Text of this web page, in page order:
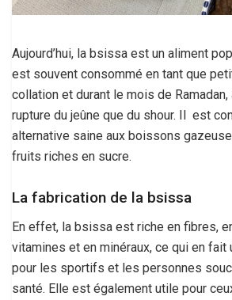
Aujourd’hui, la bsissa est un aliment
est souvent consommé en tant que
collation et durant le mois de
rupture du jeûne que du shour. Il est
alternative saine aux boissons
fruits riches en sucre.
La fabrication de la bsissa
En effet, la bsissa est riche en fibres,
vitamines et en minéraux, ce qui en
pour les sportifs et les personnes
santé. Elle est également utile pour